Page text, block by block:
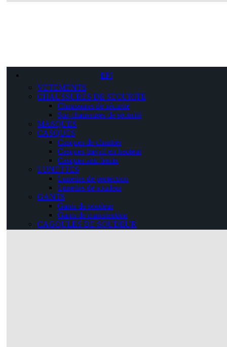
EPI
VETEMENTS
CHAUSSURES DE SECURITE
Chaussures de sécurité
Sur-chaussures de sécurité
MASQUES
CASQUES
Casques de chantier
Casques travail en hauteur
Casques anti-bruits
LUNETTES
Lunettes de protection
Lunettes de soudeur
GANTS
Gants de soudeur
Gants de manutention
CAGOULES DE SOUDEUR